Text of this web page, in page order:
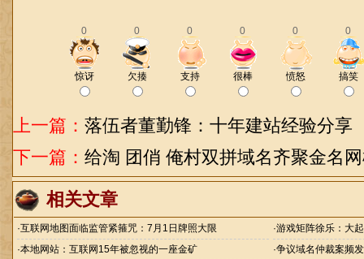
0 0 0 0 0 0
惊讶 欠揍 支持 很棒 愤怒 搞笑
上一篇： 落伍者董勤锋：十年建站经验分享
下一篇： 给淘 团俏 俺村双拼域名齐聚金名
相关文章
·互联网地图面临监管紧箍咒：7月1日牌照大限 ·游戏矩阵徐乐：大
·本地网站：互联网15年被忽视的一座金矿 ·争议域名仲裁案频发